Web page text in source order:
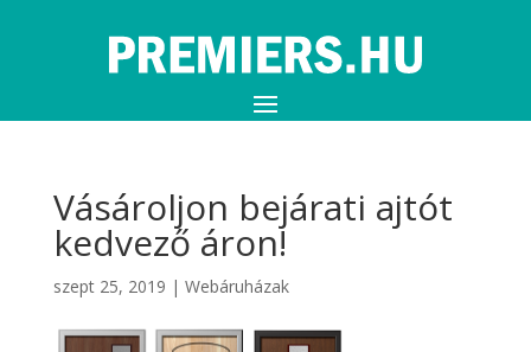
Vásároljon bejárati ajtót
kedvező áron!
szept 25, 2019 | Webáruházak